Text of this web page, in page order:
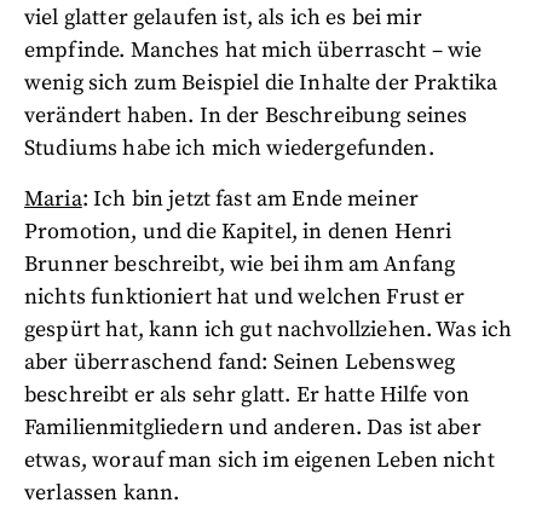
viel glatter gelaufen ist, als ich es bei mir
empfinde. Manches hat mich überrascht – wie
wenig sich zum Beispiel die Inhalte der Praktika
verändert haben. In der Beschreibung seines
Studiums habe ich mich wiedergefunden.
Maria: Ich bin jetzt fast am Ende meiner
Promotion, und die Kapitel, in denen Henri
Brunner beschreibt, wie bei ihm am Anfang
nichts funktioniert hat und welchen Frust er
gespürt hat, kann ich gut nachvollziehen. Was ich
aber überraschend fand: Seinen Lebensweg
beschreibt er als sehr glatt. Er hatte Hilfe von
Familienmitgliedern und anderen. Das ist aber
etwas, worauf man sich im eigenen Leben nicht
verlassen kann.